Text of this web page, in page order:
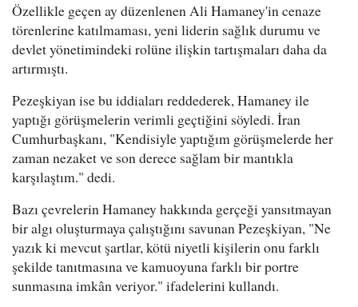
Özellikle geçen ay düzenlenen Ali Hamaney'in cenaze
törenlerine katılmaması, yeni liderin sağlık durumu ve
devlet yönetimindeki rolüne ilişkin tartışmaları daha da
artırmıştı.
Pezeşkiyan ise bu iddiaları reddederek, Hamaney ile
yaptığı görüşmelerin verimli geçtiğini söyledi. İran
Cumhurbaşkanı, "Kendisiyle yaptığım görüşmelerde her
zaman nezaket ve son derece sağlam bir mantıkla
karşılaştım." dedi.
Bazı çevrelerin Hamaney hakkında gerçeği yansıtmayan
bir algı oluşturmaya çalıştığını savunan Pezeşkiyan, "Ne
yazık ki mevcut şartlar, kötü niyetli kişilerin onu farklı
şekilde tanıtmasına ve kamuoyuna farklı bir portre
sunmasına imkân veriyor." ifadelerini kullandı.